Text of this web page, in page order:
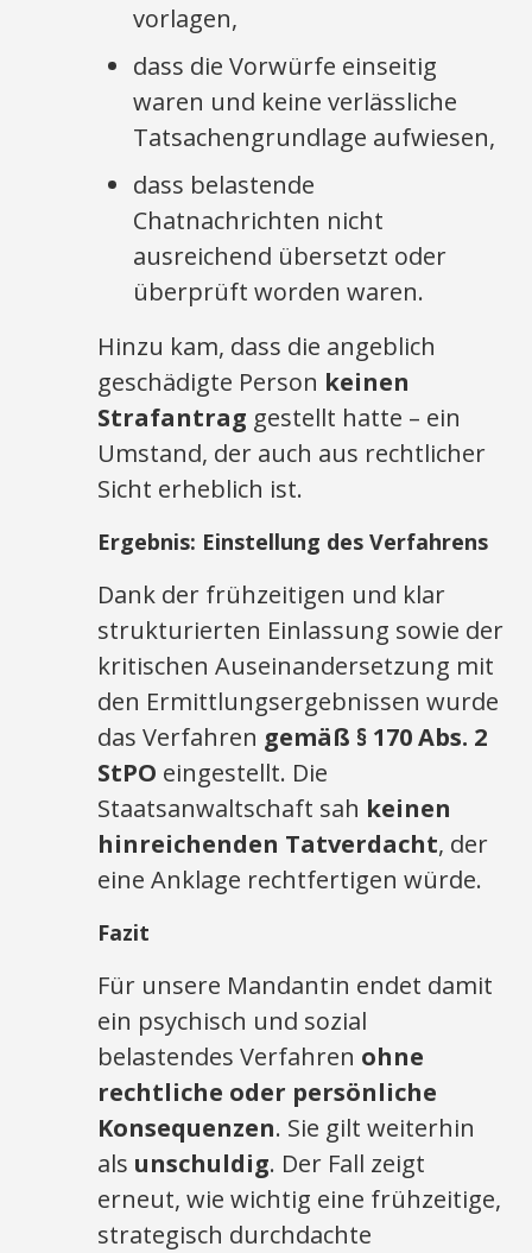
vorlagen,
dass die Vorwürfe einseitig
waren und keine verlässliche
Tatsachengrundlage aufwiesen,
dass belastende
Chatnachrichten nicht
ausreichend übersetzt oder
überprüft worden waren.
Hinzu kam, dass die angeblich
geschädigte Person keinen
Strafantrag gestellt hatte – ein
Umstand, der auch aus rechtlicher
Sicht erheblich ist.
Ergebnis: Einstellung des Verfahrens
Dank der frühzeitigen und klar
strukturierten Einlassung sowie der
kritischen Auseinandersetzung mit
den Ermittlungsergebnissen wurde
das Verfahren gemäß § 170 Abs. 2
StPO eingestellt. Die
Staatsanwaltschaft sah keinen
hinreichenden Tatverdacht, der
eine Anklage rechtfertigen würde.
Fazit
Für unsere Mandantin endet damit
ein psychisch und sozial
belastendes Verfahren ohne
rechtliche oder persönliche
Konsequenzen. Sie gilt weiterhin
als unschuldig. Der Fall zeigt
erneut, wie wichtig eine frühzeitige,
strategisch durchdachte